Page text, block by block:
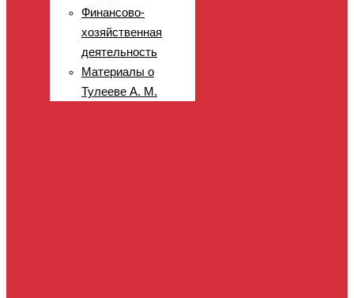
Финансово-
хозяйственная
деятельность
Материалы о
Тулееве А. М.